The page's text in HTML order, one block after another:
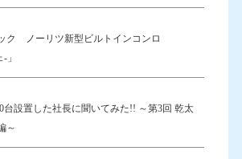
ク ノーリツ新型ビルトインコンロ
」
台設置した社長に聞いてみた!! ～第3回 乾太
～